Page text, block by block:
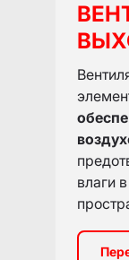
влаги